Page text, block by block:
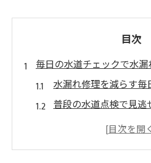
目次
毎日の水道チェックで水
水漏れ修理を減らす
普段の水道点検で見
自宅でできる水漏れ修